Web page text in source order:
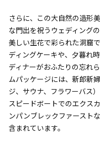
さらに、この大自然の造形
な門出を祝うウェディング
美しい生花で彩られた洞窟
ディングケーキや、夕暮れ
ディナーがおふたりの忘れ
ムパッケージには、新郎新
ジ、サウナ、フラワーバス
スピードボートでのエクス
ンパンブレックファースト
含まれています。